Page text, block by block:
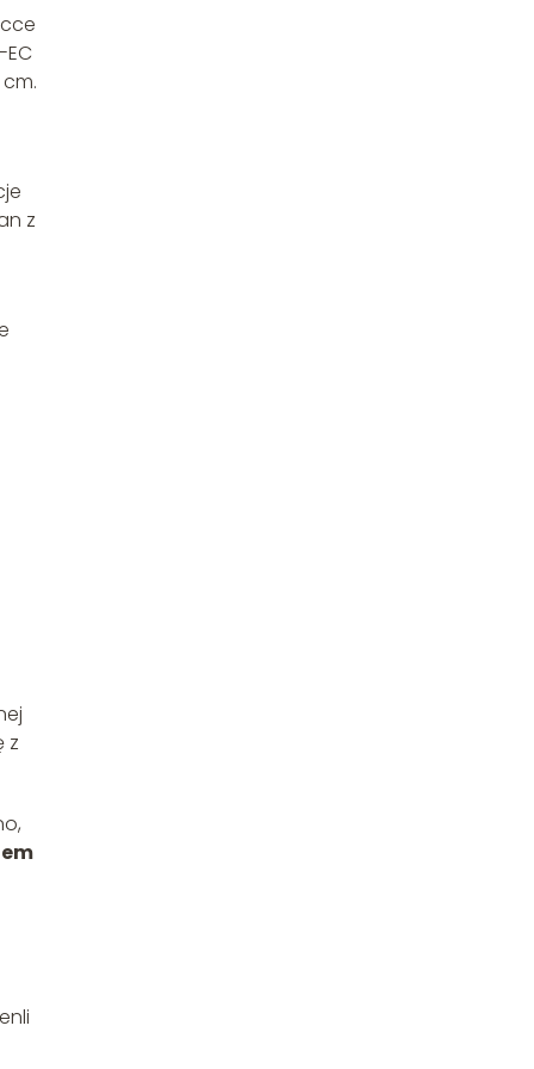
z
z